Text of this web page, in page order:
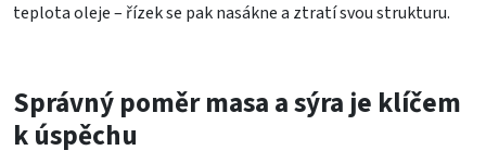
teplota oleje – řízek se pak nasákne a ztratí svou strukturu.
Správný poměr masa a sýra je klíčem
k úspěchu